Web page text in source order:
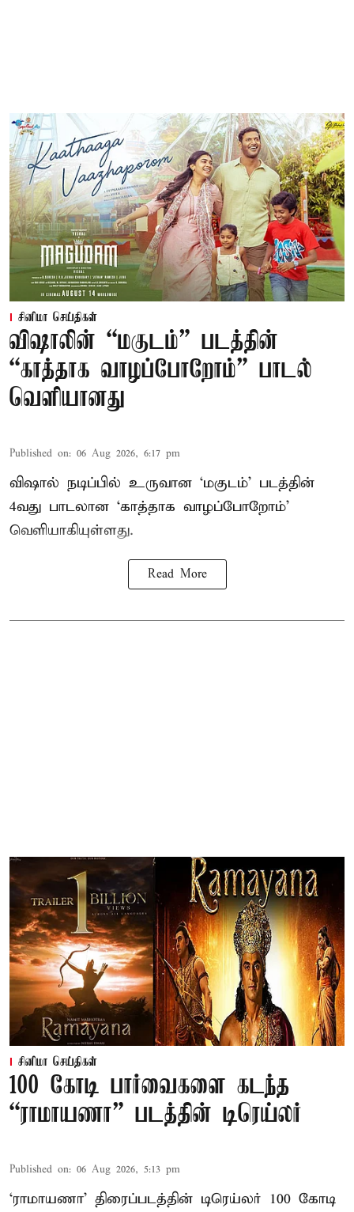
சினிமா செய்திகள்
விஷாலின் “மகுடம்” படத்தின்
“காத்தாக வாழப்போறோம்” பாடல்
வெளியானது
Published on: 06 Aug 2026, 6:17 pm
விஷால் நடிப்பில் உருவான ‘மகுடம்’ படத்தின்
4வது பாடலான ‘காத்தாக வாழப்போறோம்’
வெளியாகியுள்ளது.
Read More
சினிமா செய்திகள்
100 கோடி பார்வைகளை கடந்த
“ராமாயணா” படத்தின் டிரெய்லர்
Published on: 06 Aug 2026, 5:13 pm
‘ராமாயணா’ திரைப்படத்தின் டிரெய்லர் 100 கோடி